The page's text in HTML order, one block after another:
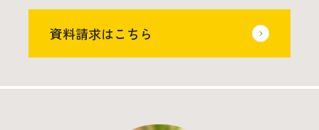
資料請求はこちら